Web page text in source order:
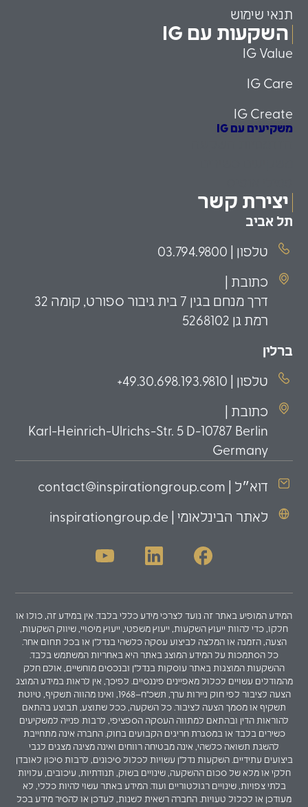
תנאי שימוש
השקעות עם IG
IG Value
IG Care
IG Create
משקיעים עם IG
יצירת קשר
תל אביב
טלפון | 03.794.9800
כתובת |
דרך מנחם בגין 7 בית גיבור ספורט, קומה 32
רמת גן 5268102
ברלין
טלפון | 49.30.698.193.9810+
כתובת |
Karl-Heinrich-Ulrichs-Str. 5 D-10787 Berlin
Germany
דוא״ל | contact@inspirationgroup.com
לאתר הבינלאומי | inspirationgroup.de
המידע המופיע באתר זה נועד לצרכי מידע כללי בלבד. אין במידע זה, כולו או
חלקו, כדי להוות ייעוץ השקעות, ייעוץ משפטי, ייעוץ מיסויי, שיווק השקעות,
הצעה, הזמנה או המלצה לביצוע עסקה כלשהי בנדל"ן או בכל תחום אחר.
כל הסתמכות על המידע המוצג באתר היא באחריות המשתמש בלבד.
ההשקעות המוצגות באתר עוסקות בנדל"ן ובנכסים מוחשיים, אולם חלק
מהמודלים עשויים לכלול מאפיינים פיננסיים. לפיכך, אין לראות במידע המוצג
הצעה לציבור לפי חוק ניירות ערך, תשכ"ח–1968, ואינו מהווה תשקיף, טיוטת
תשקיף או מסמך הצעה לציבור. כל השקעה, ככל שתוצע, תבוצע בהתאם
להוראות הדין ובהתאם למתווה העסקה הספציפי, לרבות פנייה למשקיעים
כשירים בלבד או במסגרת חריגים הקבועים בחוק. החברה אינה מתחייבת
להשגת תשואה כלשהי, אינה מבטיחה רווחים ואינה מציגה מצגים לגבי
ביצועים עתידיים. השקעות נדל"ן עשויות לכלול סיכונים, לרבות סיכון לאובדן
חלקי או מלא של סכום ההשקעה, שינויים בשוק, תנודתיות, עיכובים, עלויות
בלתי צפויות, שינויים רגולטוריים ועוד. המידע באתר עשוי להיות כללי, לא
מעודכן או לכלול טעויות. החברה רשאית לשנות, לעדכן או להסיר מידע בכל